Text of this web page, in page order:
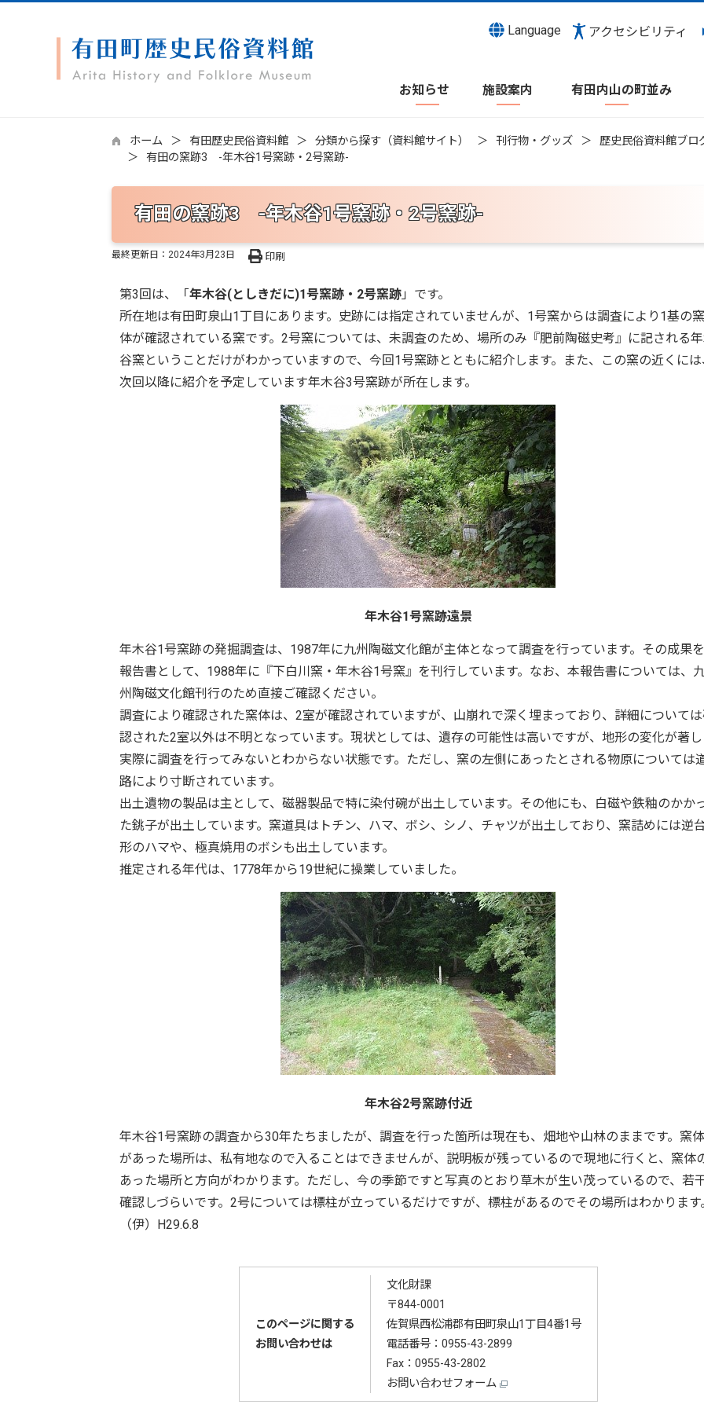
Language アクセシビリティ
お知らせ 施設案内 有田内山の町並み
ホーム 有田歴史民俗資料館 分類から探す（資料館サイト） 刊行物・グッズ 歴史民俗資料館ブロ
有田の窯跡3 -年木谷1号窯跡・2号窯跡-
有田の窯跡3 -年木谷1号窯跡・2号窯跡-
最終更新日： 2024年3月23日 印刷
第3回は、「年木谷(としきだに)1号窯跡・2号窯跡 」です。
所在地は有田町泉山1丁目にあります。史跡には指定されていませんが、1号窯からは調査により1基の窯
体が確認されている窯です。2号窯については、未調査のため、場所のみ『肥前陶磁史考』に記される
谷窯ということだけがわかっていますので、今回1号窯跡とともに紹介します。また、この窯の近くには
次回以降に紹介を予定しています年木谷3号窯跡が所在します。
年木谷1号窯跡遠景
年木谷1号窯跡の発掘調査は、1987年に九州陶磁文化館が主体となって調査を行っています。その成果を
報告書として、1988年に『下白川窯・年木谷1号窯』を刊行しています。なお、本報告書については、
州陶磁文化館刊行のため直接ご確認ください。
調査により確認された窯体は、2室が確認されていますが、山崩れで深く埋まっており、詳細について
認された2室以外は不明となっています。現状としては、遺存の可能性は高いですが、地形の変化が著し
実際に調査を行ってみないとわからない状態です。ただし、窯の左側にあったとされる物原については
路により寸断されています。
出土遺物の製品は主として、磁器製品で特に染付碗が出土しています。その他にも、白磁や鉄釉のかか
た銚子が出土しています。窯道具はトチン、ハマ、ボシ、シノ、チャツが出土しており、窯詰めには逆
形のハマや、極真焼用のボシも出土しています。
推定される年代は、1778年から19世紀に操業していました。
年木谷2号窯跡付近
年木谷1号窯跡の調査から30年たちましたが、調査を行った箇所は現在も、畑地や山林のままです。窯体
があった場所は、私有地なので入ることはできませんが、説明板が残っているので現地に行くと、窯体
あった場所と方向がわかります。ただし、今の季節ですと写真のとおり草木が生い茂っているので、若
確認しづらいです。2号については標柱が立っているだけですが、標柱があるのでその場所はわかります
（伊）H29.6.8
このページに関する
お問い合わせは
文化財課
〒844-0001
佐賀県西松浦郡有田町泉山1丁目4番1号
電話番号： 0955-43-2899
Fax：0955-43-2802
お問い合わせフォーム